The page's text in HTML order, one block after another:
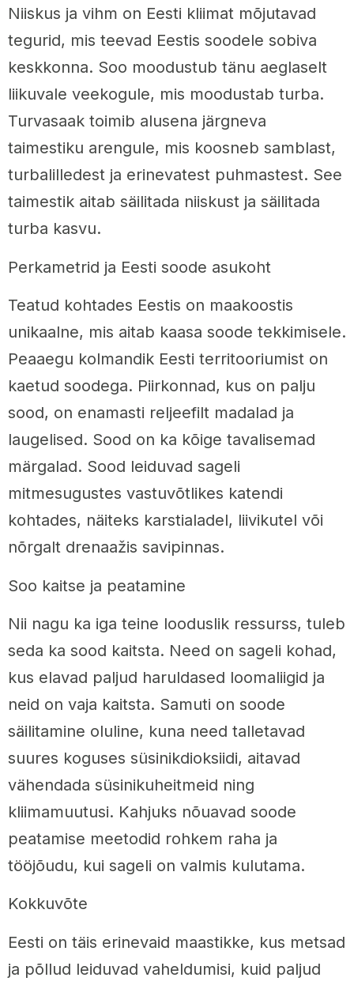
Niiskus ja vihm on Eesti kliimat mõjutavad
tegurid, mis teevad Eestis soodele sobiva
keskkonna. Soo moodustub tänu aeglaselt
liikuvale veekogule, mis moodustab turba.
Turvasaak toimib alusena järgneva
taimestiku arengule, mis koosneb samblast,
turbalilledest ja erinevatest puhmastest. See
taimestik aitab säilitada niiskust ja säilitada
turba kasvu.
Perkametrid ja Eesti soode asukoht
Teatud kohtades Eestis on maakoostis
unikaalne, mis aitab kaasa soode tekkimisele.
Peaaegu kolmandik Eesti territooriumist on
kaetud soodega. Piirkonnad, kus on palju
sood, on enamasti reljeefilt madalad ja
laugelised. Sood on ka kõige tavalisemad
märgalad. Sood leiduvad sageli
mitmesugustes vastuvõtlikes katendi
kohtades, näiteks karstialadel, liivikutel või
nõrgalt drenaažis savipinnas.
Soo kaitse ja peatamine
Nii nagu ka iga teine looduslik ressurss, tuleb
seda ka sood kaitsta. Need on sageli kohad,
kus elavad paljud haruldased loomaliigid ja
neid on vaja kaitsta. Samuti on soode
säilitamine oluline, kuna need talletavad
suures koguses süsinikdioksiidi, aitavad
vähendada süsinikuheitmeid ning
kliimamuutusi. Kahjuks nõuavad soode
peatamise meetodid rohkem raha ja
tööjõudu, kui sageli on valmis kulutama.
Kokkuvõte
Eesti on täis erinevaid maastikke, kus metsad
ja põllud leiduvad vaheldumisi, kuid paljud